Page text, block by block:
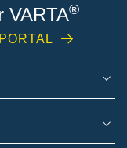
VARTA®